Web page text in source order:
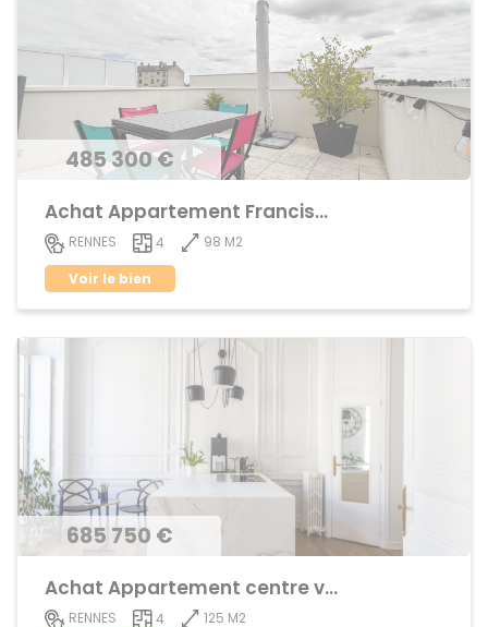
485 300 €
Achat Appartement Francisco ferrer
RENNES 4
98 M2
Voir le bien
685 750 €
Achat Appartement centre ville
RENNES 4
125 M2